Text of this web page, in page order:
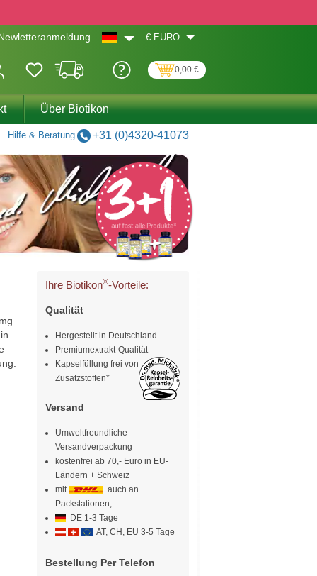
€ EURO
0,00 €
Über Biotikon
Hilfe & Beratung +31 (0)4320-41073
Ihre Biotikon®-Vorteile:
Qualität
Hergestellt in Deutschland
Premiumextrakt-Qualität
Kapselfüllung frei von
Zusatzstoffen*
Versand
Umweltfreundliche
Versandverpackung
kostenfrei ab 70,- Euro in EU-
Ländern + Schweiz
mit
auch an
Packstationen,
DE 1-3 Tage
AT, CH, EU 3-5 Tage
Bestellung Per Telefon